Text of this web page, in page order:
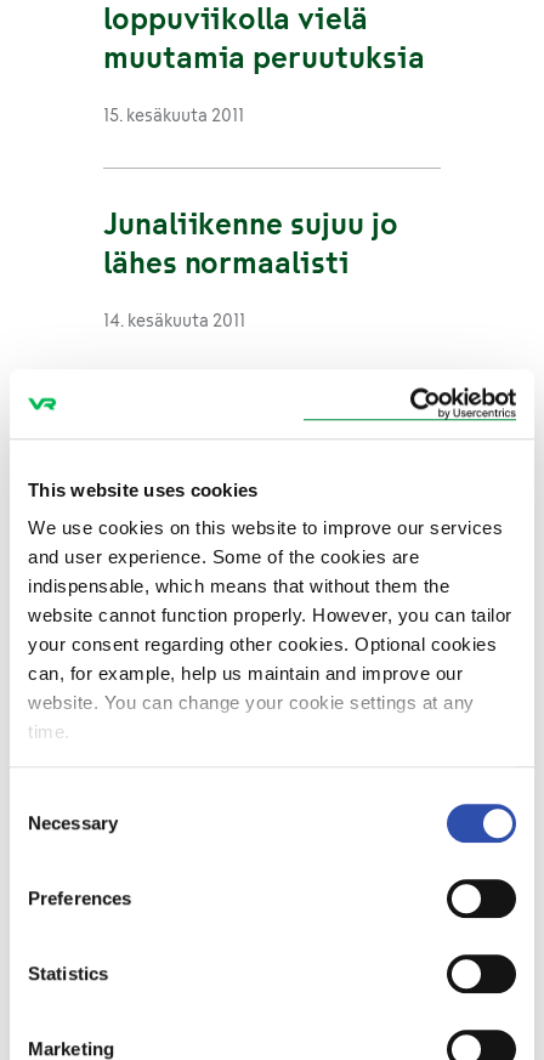
This website uses cookies
We use cookies on this website to improve our services
and user experience. Some of the cookies are
indispensable, which means that without them the
website cannot function properly. However, you can tailor
your consent regarding other cookies. Optional cookies
can, for example, help us maintain and improve our
website. You can change your cookie settings at any
time.
Selection
Necessary
Preferences
Statistics
Marketing
loppuviikolla vielä
muutamia peruutuksia
15. kesäkuuta 2011
Junaliikenne sujuu jo
lähes normaalisti
14. kesäkuuta 2011
K- ja I-junat
tiistaina
13. kesäkuuta 2011
Junaliikenteessä
muutoksia Rekolan
Veturimiesten laiton